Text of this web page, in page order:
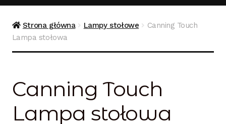
Bezpieczne zakupy
Strona główna Lampy stołowe
Canning Touch
Lampa stołowa
Canning Touch
Lampa stołowa